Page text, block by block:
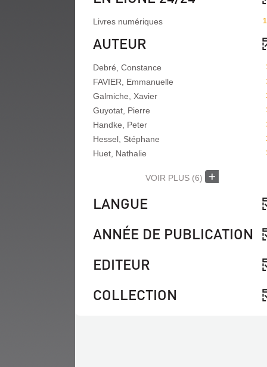
Livres numériques
AUTEUR
Debré, Constance
FAVIER, Emmanuelle
Galmiche, Xavier
Guyotat, Pierre
Handke, Peter
Hessel, Stéphane
Huet, Nathalie
VOIR PLUS (6)
LANGUE
ANNÉE DE PUBLICATION
EDITEUR
COLLECTION